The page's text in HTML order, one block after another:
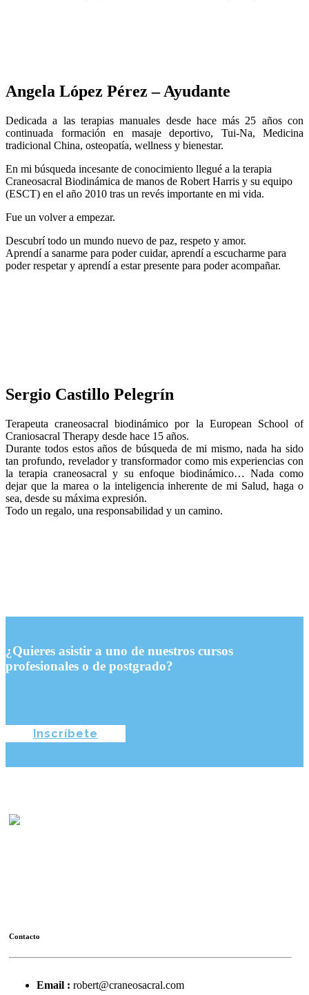
Angela López Pérez – Ayudante
Dedicada a las terapias manuales desde hace más 25 años con
continuada formación en masaje deportivo, Tui-Na, Medicina
tradicional China, osteopatía, wellness y bienestar.
En mi búsqueda incesante de conocimiento llegué a la terapia
Craneosacral Biodinámica de manos de Robert Harris y su equipo
(ESCT) en el año 2010 tras un revés importante en mi vida.
Fue un volver a empezar.
Descubrí todo un mundo nuevo de paz, respeto y amor.
Aprendí a sanarme para poder cuidar, aprendí a escucharme para
poder respetar y aprendí a estar presente para poder acompañar.
Sergio Castillo Pelegrín
Terapeuta craneosacral biodinámico por la European School of
Craniosacral Therapy desde hace 15 años.
Durante todos estos años de búsqueda de mi mismo, nada ha sido
tan profundo, revelador y transformador como mis experiencias con
la terapia craneosacral y su enfoque biodinámico… Nada como
dejar que la marea o la inteligencia inherente de mi Salud, haga o
sea, desde su máxima expresión.
Todo un regalo, una responsabilidad y un camino.
¿Quieres asistir a uno de nuestros cursos
profesionales o de postgrado?
Inscríbete
Contacto
Email : robert@craneosacral.com